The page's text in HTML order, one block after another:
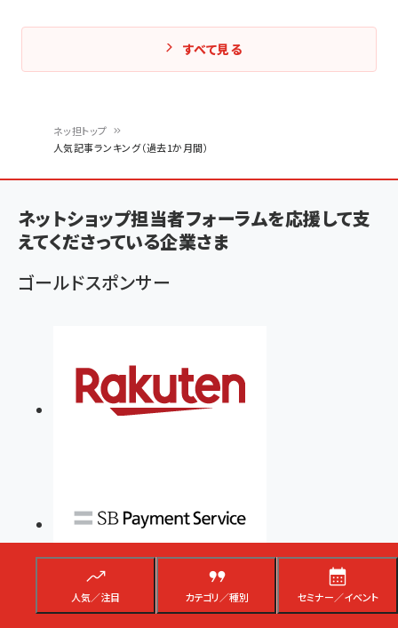
人気／注目 カテゴリ／種別 セミナー／イベント
く
ず
ネッ担トップ
人気記事ランキング（過去1か月間）
すべて見る
ネットショップ担当者フォーラムを応援して支
えてくださっている企業さま
ゴールドスポンサー